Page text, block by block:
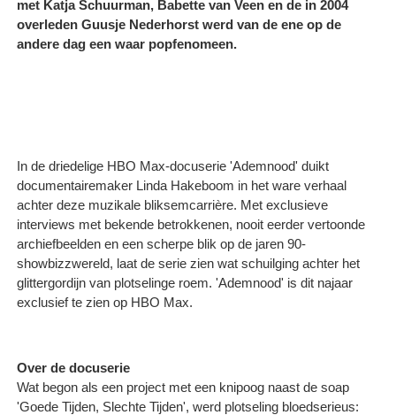
met Katja Schuurman, Babette van Veen en de in 2004
overleden Guusje Nederhorst werd van de ene op de
andere dag een waar popfenomeen.
In de driedelige HBO Max-docuserie 'Ademnood' duikt
documentairemaker Linda Hakeboom in het ware verhaal
achter deze muzikale bliksemcarrière. Met exclusieve
interviews met bekende betrokkenen, nooit eerder vertoonde
archiefbeelden en een scherpe blik op de jaren 90-
showbizzwereld, laat de serie zien wat schuilging achter het
glittergordijn van plotselinge roem. 'Ademnood' is dit najaar
exclusief te zien op HBO Max.
Over de docuserie
Wat begon als een project met een knipoog naast de soap
'Goede Tijden, Slechte Tijden', werd plotseling bloedserieus: